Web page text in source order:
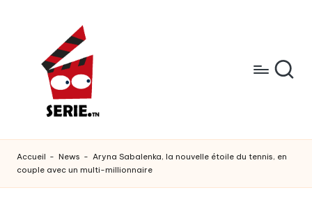
s
e
r
trending
Accueil - News - Aryna Sabalenka, la nouvelle étoile du tennis, en
couple avec un multi-millionnaire